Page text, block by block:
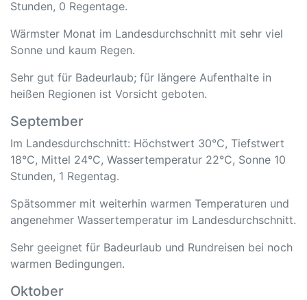
Stunden, 0 Regentage.
Wärmster Monat im Landesdurchschnitt mit sehr viel
Sonne und kaum Regen.
Sehr gut für Badeurlaub; für längere Aufenthalte in
heißen Regionen ist Vorsicht geboten.
September
Im Landesdurchschnitt: Höchstwert 30°C, Tiefstwert
18°C, Mittel 24°C, Wassertemperatur 22°C, Sonne 10
Stunden, 1 Regentag.
Spätsommer mit weiterhin warmen Temperaturen und
angenehmer Wassertemperatur im Landesdurchschnitt.
Sehr geeignet für Badeurlaub und Rundreisen bei noch
warmen Bedingungen.
Oktober